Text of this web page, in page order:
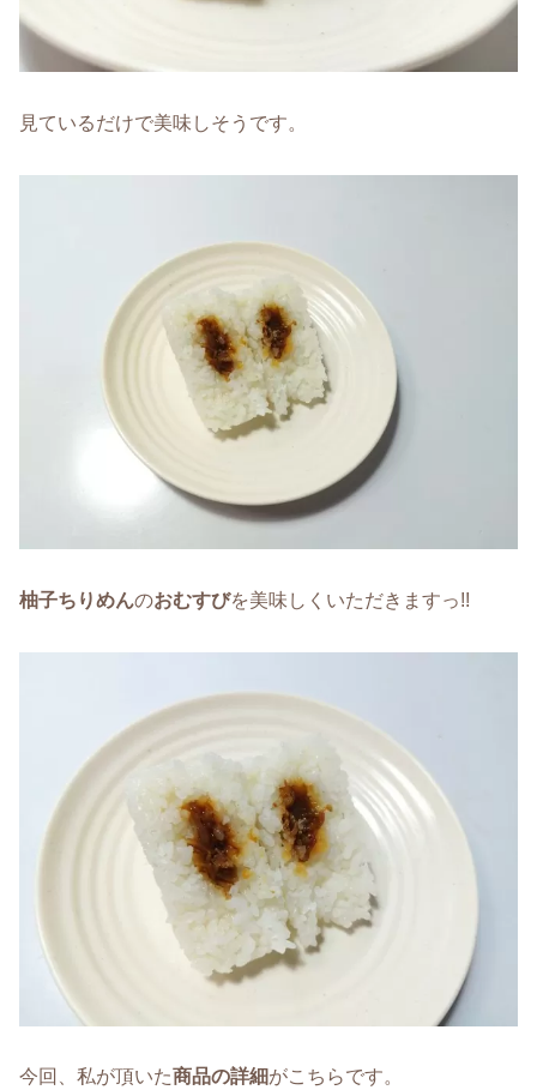
見ているだけで美味しそうです。
柚子ちりめんのおむすびを美味しくいただきますっ!!
今回、私が頂いた商品の詳細がこちらです。